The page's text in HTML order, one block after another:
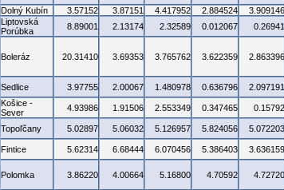
Dolný Kubín 3.57152 3.87151 4.417952 2.884524 3.909146
Liptovská
Porúbka
8.89001 2.13174 2.32589 0.012067 0.26941
Boleráz 20.31410 3.69353 3.765762 3.622359 2.863396
Sedlice 3.97755 2.00067 1.480978 0.636796 2.097191
Košice -
Sever
4.93986 1.91506 2.553349 0.347465 0.15792
Topoľčany 5.02897 5.06032 5.126957 5.824056 5.072203
Fintice 5.62314 6.68444 6.070456 5.386403 3.636159
Polomka 3.86220 4.00664 5.16800 4.70592 4.72720